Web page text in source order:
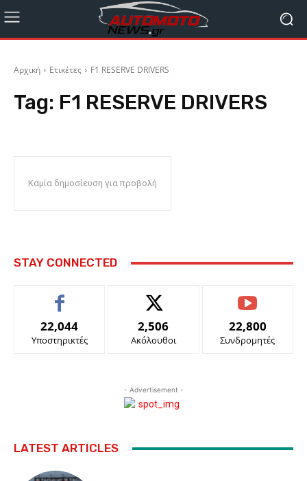
Αρχική Ετικέτες F1 RESERVE DRIVERS
Tag: F1 RESERVE DRIVERS
Καμία δημοσίευση για προβολή
STAY CONNECTED
22,044
Υποστηρικτές
2,506
Ακόλουθοι
22,800
Συνδρομητές
- Advertisement -
LATEST ARTICLES